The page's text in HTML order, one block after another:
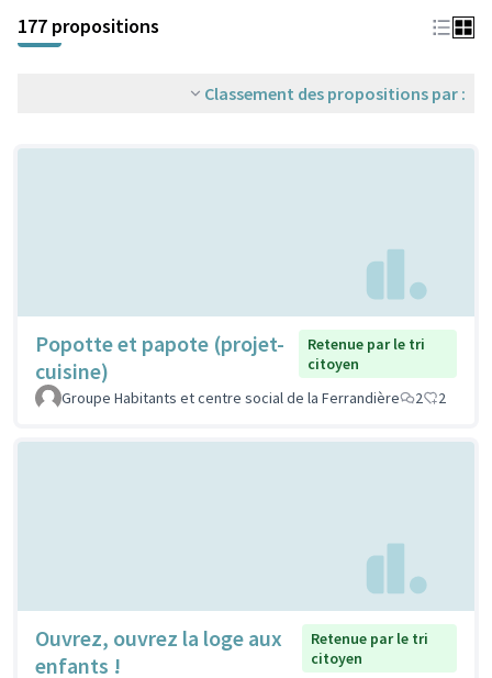
177 propositions
Classement des propositions par :
Popotte et papote (projet-
cuisine)
Retenue par le tri
citoyen
Groupe Habitants et centre social de la Ferrandière
2 2
Ouvrez, ouvrez la loge aux
enfants !
Retenue par le tri
citoyen